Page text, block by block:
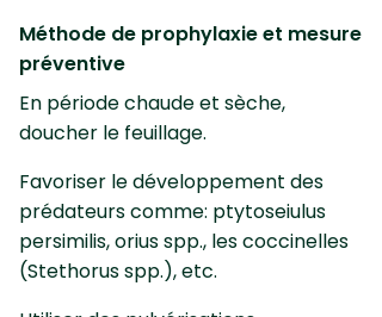
Méthode de prophylaxie et mesure
préventive
En période chaude et sèche,
doucher le feuillage.
Favoriser le développement des
prédateurs comme: ptytoseiulus
persimilis, orius spp., les coccinelles
(Stethorus spp.), etc.